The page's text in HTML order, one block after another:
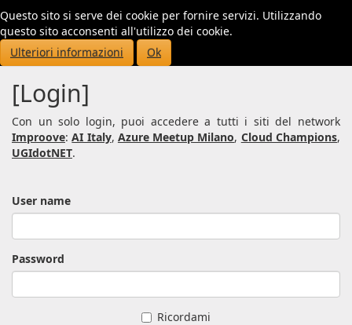
Questo sito si serve dei cookie per fornire servizi. Utilizzando
questo sito acconsenti all'utilizzo dei cookie.
Ulteriori informazioni
Ok
[Login]
Con un solo login, puoi accedere a tutti i siti del network
Improove:AI Italy, Azure Meetup Milano, Cloud Champions,
UGIdotNET.
User name
Password
Ricordami